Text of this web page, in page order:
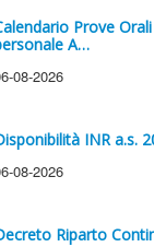
Prove
A…
08-2026
INR a.s.
08-2026
Riparto